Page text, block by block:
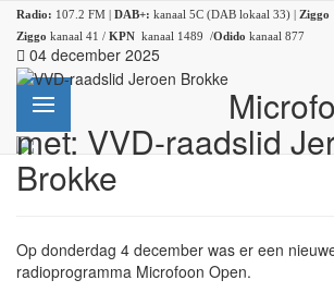
Radio: 107.2 FM | DAB+: kanaal 5C (DAB lokaal 33) | Ziggo
Ziggo kanaal 41 / KPN kanaal 1489 /Odido kanaal 877
04 december 2025
met: VVD-raadslid
Brokke
Op donderdag 4 december was er een
radioprogramma Microfoon Open.